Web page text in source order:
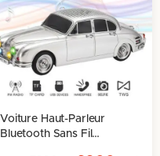
Voiture Haut-Parleur
Bluetooth Sans Fil